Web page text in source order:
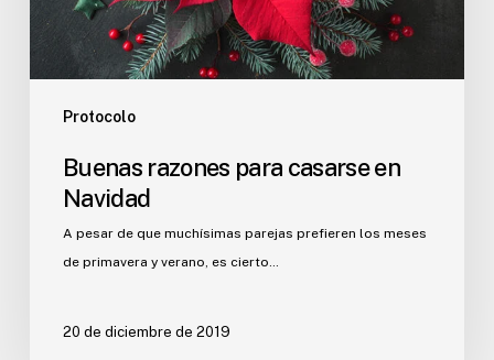
Protocolo
Buenas razones para casarse en
Navidad
A pesar de que muchísimas parejas prefieren los meses
de primavera y verano, es cierto…
20 de diciembre de 2019